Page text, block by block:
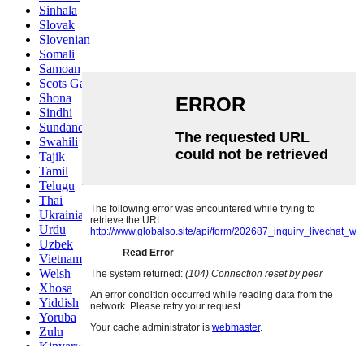
Sinhala
Slovak
Slovenian
Somali
Samoan
Scots Gaelic
Shona
Sindhi
Sundanese
Swahili
Tajik
Tamil
Telugu
Thai
Ukrainian
Urdu
Uzbek
Vietnamese
Welsh
Xhosa
Yiddish
Yoruba
Zulu